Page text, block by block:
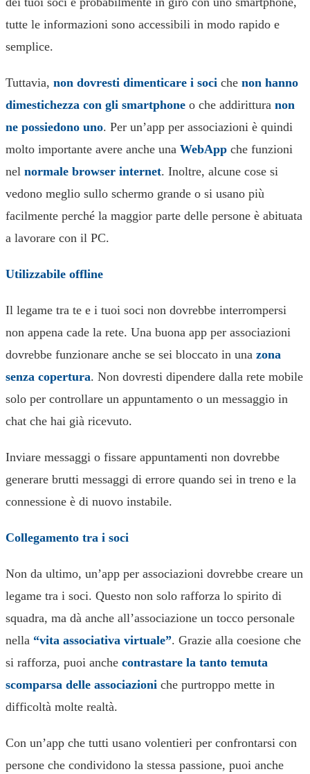
tutte le informazioni sono accessibili in modo rapido e
semplice.
Tuttavia, non dovresti dimenticare i soci che non hanno
dimestichezza con gli smartphone o che addirittura non
ne possiedono uno. Per un’app per associazioni è quindi
molto importante avere anche una WebApp che funzioni
nel normale browser internet. Inoltre, alcune cose si
vedono meglio sullo schermo grande o si usano più
facilmente perché la maggior parte delle persone è abituata
a lavorare con il PC.
Utilizzabile offline
Il legame tra te e i tuoi soci non dovrebbe interrompersi
non appena cade la rete. Una buona app per associazioni
dovrebbe funzionare anche se sei bloccato in una zona
senza copertura. Non dovresti dipendere dalla rete mobile
solo per controllare un appuntamento o un messaggio in
chat che hai già ricevuto.
Inviare messaggi o fissare appuntamenti non dovrebbe
generare brutti messaggi di errore quando sei in treno e la
connessione è di nuovo instabile.
Collegamento tra i soci
Non da ultimo, un’app per associazioni dovrebbe creare un
legame tra i soci. Questo non solo rafforza lo spirito di
squadra, ma dà anche all’associazione un tocco personale
nella “vita associativa virtuale”. Grazie alla coesione che
si rafforza, puoi anche contrastare la tanto temuta
scomparsa delle associazioni che purtroppo mette in
difficoltà molte realtà.
Con un’app che tutti usano volentieri per confrontarsi con
persone che condividono la stessa passione, puoi anche